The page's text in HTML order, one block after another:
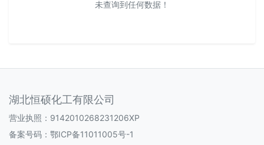
未查询到任何数据！
湖北恒硕化工有限公司
营业执照：9142010268231206XP
备案号码： 鄂ICP备11011005号-1